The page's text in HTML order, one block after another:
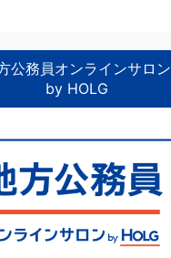
公務員オンラインサロン
by HOLG